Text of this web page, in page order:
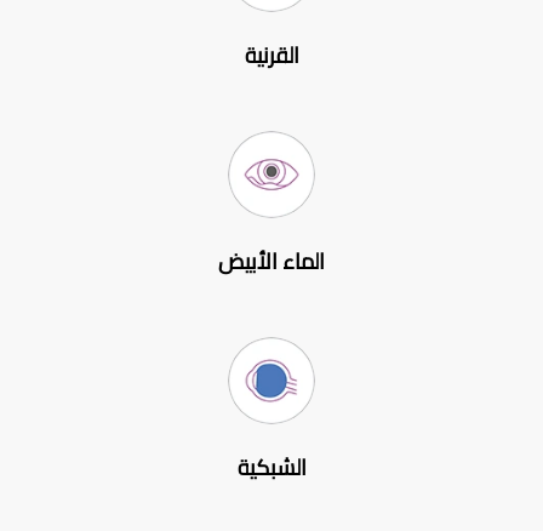
القرنية
الماء الأبيض
الشبكية